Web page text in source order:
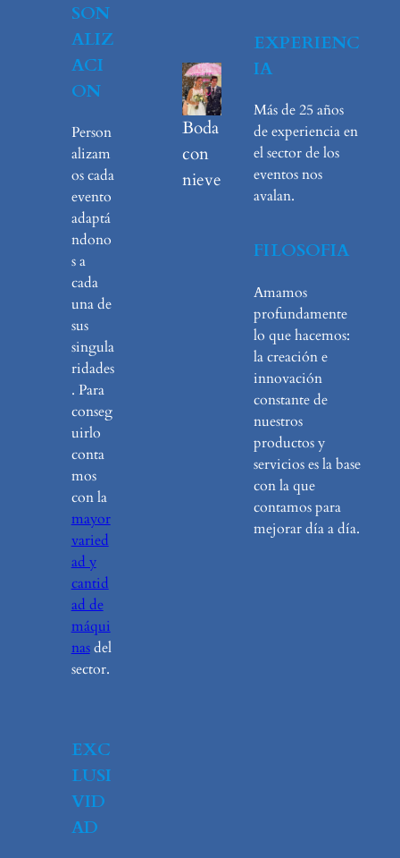
SON
ALIZ
ACI
ON
Person
alizam
os cada
evento
adaptá
ndono
s a
cada
una de
sus
singula
ridades
. Para
conseg
uirlo
conta
mos
con la
mayor
varied
ad y
cantid
ad de
máqui
nasdel
sector.
EXC
LUSI
VID
AD
Boda
con
nieve
EXPERIENC
IA
Más de 25 años
de experiencia en
el sector de los
eventos nos
avalan.
FILOSOFIA
Amamos
profundamente
lo que hacemos:
la creación e
innovación
constante de
nuestros
productos y
servicios es la base
con la que
contamos para
mejorar día a día.